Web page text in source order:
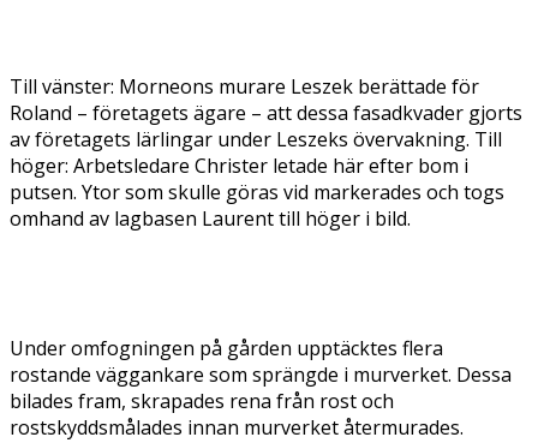
Till vänster: Morneons murare Leszek berättade för
Roland – företagets ägare – att dessa fasadkvader gjorts
av företagets lärlingar under Leszeks övervakning. Till
höger: Arbetsledare Christer letade här efter bom i
putsen. Ytor som skulle göras vid markerades och togs
omhand av lagbasen Laurent till höger i bild.
Under omfogningen på gården upptäcktes flera
rostande väggankare som sprängde i murverket. Dessa
bilades fram, skrapades rena från rost och
rostskyddsmålades innan murverket återmurades.